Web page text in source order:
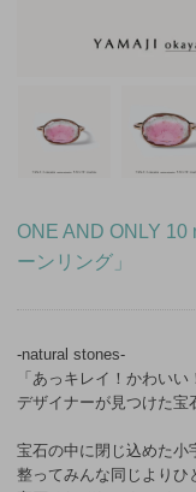
ONE AND ONLY 10
ーンリング」
-natural stones-
「あっキレイ！かわいい
デザイナーが見つけた宝
宝石の中に閉じ込めた小
整ってみんな同じよりひ